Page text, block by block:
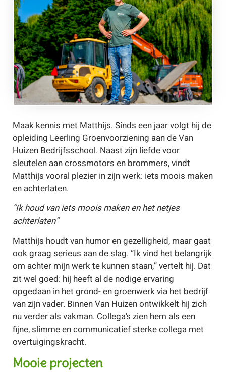
Maak kennis met Matthijs. Sinds een jaar volgt hij de
opleiding Leerling Groenvoorziening aan de Van
Huizen Bedrijfsschool. Naast zijn liefde voor
sleutelen aan crossmotors en brommers, vindt
Matthijs vooral plezier in zijn werk: iets moois maken
en achterlaten.
“Ik houd van iets moois maken en het netjes
achterlaten”
Matthijs houdt van humor en gezelligheid, maar gaat
ook graag serieus aan de slag. “Ik vind het belangrijk
om achter mijn werk te kunnen staan,” vertelt hij. Dat
zit wel goed: hij heeft al de nodige ervaring
opgedaan in het grond- en groenwerk via het bedrijf
van zijn vader. Binnen Van Huizen ontwikkelt hij zich
nu verder als vakman. Collega’s zien hem als een
fijne, slimme en communicatief sterke collega met
overtuigingskracht.
Mooie projecten